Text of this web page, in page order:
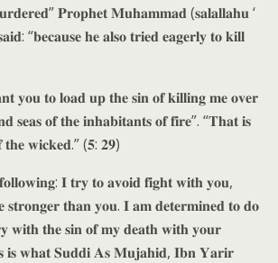
𝐏𝐫𝐨𝐩𝐡𝐞𝐭 𝐌𝐮𝐡𝐚𝐦𝐦𝐚𝐝 (𝐬𝐚𝐥𝐚𝐥𝐥𝐚𝐡𝐮 ‘
“𝐛𝐞𝐜𝐚𝐮𝐬𝐞 𝐡𝐞 𝐚𝐥𝐬𝐨 𝐭𝐫𝐢𝐞𝐝 𝐞𝐚𝐠𝐞𝐫𝐥𝐲 𝐭𝐨 𝐤𝐢𝐥𝐥
𝐲𝐨𝐮 𝐭𝐨 𝐥𝐨𝐚𝐝 𝐮𝐩 𝐭𝐡𝐞 𝐬𝐢𝐧 𝐨𝐟 𝐤𝐢𝐥𝐥𝐢𝐧𝐠 𝐦𝐞 𝐨𝐯𝐞𝐫
𝐬𝐞𝐚𝐬 𝐨𝐟 𝐭𝐡𝐞 𝐢𝐧𝐡𝐚𝐛𝐢𝐭𝐚𝐧𝐭𝐬 𝐨𝐟 𝐟𝐢𝐫𝐞”. “𝐓𝐡𝐚𝐭 𝐢𝐬
𝐰𝐢𝐜𝐤𝐞𝐝.” (𝟓: 𝟐𝟗)
𝐈 𝐭𝐫𝐲 𝐭𝐨 𝐚𝐯𝐨𝐢𝐝 𝐟𝐢𝐠𝐡𝐭 𝐰𝐢𝐭𝐡 𝐲𝐨𝐮,
𝐬𝐭𝐫𝐨𝐧𝐠𝐞𝐫 𝐭𝐡𝐚𝐧 𝐲𝐨𝐮. 𝐈 𝐚𝐦 𝐝𝐞𝐭𝐞𝐫𝐦𝐢𝐧𝐞𝐝 𝐭𝐨 𝐝𝐨
𝐰𝐢𝐭𝐡 𝐭𝐡𝐞 𝐬𝐢𝐧 𝐨𝐟 𝐦𝐲 𝐝𝐞𝐚𝐭𝐡 𝐰𝐢𝐭𝐡 𝐲𝐨𝐮𝐫
𝐢𝐬 𝐰𝐡𝐚𝐭 𝐒𝐮𝐝𝐝𝐢 𝐀𝐬 𝐌𝐮𝐣𝐚𝐡𝐢𝐝, 𝐈𝐛𝐧 𝐘𝐚𝐫𝐢𝐫